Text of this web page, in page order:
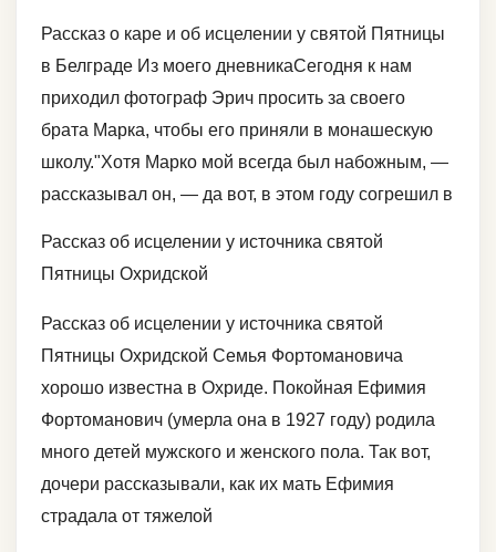
Рассказ о каре и об исцелении у святой Пятницы
в Белграде Из моего дневникаСегодня к нам
приходил фотограф Эрич просить за своего
брата Марка, чтобы его приняли в монашескую
школу."Хотя Марко мой всегда был набожным, —
рассказывал он, — да вот, в этом году согрешил в
Рассказ об исцелении у источника святой
Пятницы Охридской
Рассказ об исцелении у источника святой
Пятницы Охридской Семья Фортомановича
хорошо известна в Охриде. Покойная Ефимия
Фортоманович (умерла она в 1927 году) родила
много детей мужского и женского пола. Так вот,
дочери рассказывали, как их мать Ефимия
страдала от тяжелой